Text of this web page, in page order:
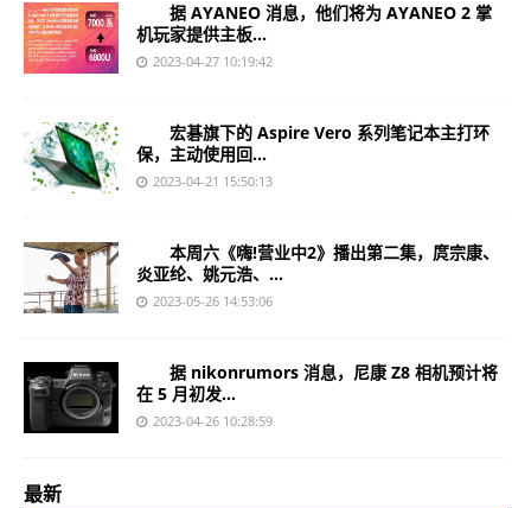
据 AYANEO 消息，他们将为 AYANEO 2 掌
机玩家提供主板...
2023-04-27 10:19:42
宏碁旗下的 Aspire Vero 系列笔记本主打环
保，主动使用回...
2023-04-21 15:50:13
本周六《嗨!营业中2》播出第二集，庹宗康、
炎亚纶、姚元浩、...
2023-05-26 14:53:06
据 nikonrumors 消息，尼康 Z8 相机预计将
在 5 月初发...
2023-04-26 10:28:59
最新